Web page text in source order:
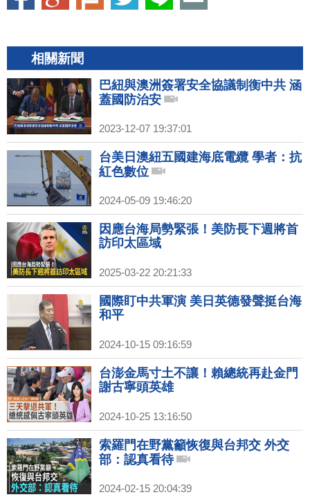
相關新聞
巴紐與澳洲簽署安全協議制衡中共 涵
蓋國防治安
2023-12-07 19:37:01
台美日澳紐五國建海底電纜 學者：抗
紅色數位
2024-05-09 19:46:20
因應台海局勢緊張！美防長下週將首
訪印太區域
2025-03-22 20:21:33
國際盯中共軍演 美日英德發聲挺台海
和平
2024-10-15 09:16:59
台澎金馬寸土不讓！賴總統再赴金門
謝古寧頭英雄
2024-10-25 13:16:50
索羅門在野黨籲恢復與台邦交 外交
部：認真看待
2024-02-15 20:04:39